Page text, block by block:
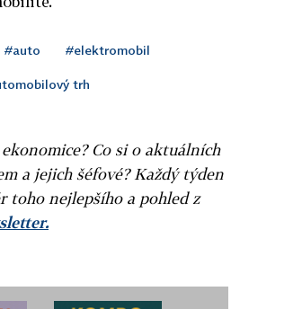
#auto #elektromobil
trh
Co si o aktuálních
a jejich šéfové? Každý týden
toho nejlepšího a pohled z